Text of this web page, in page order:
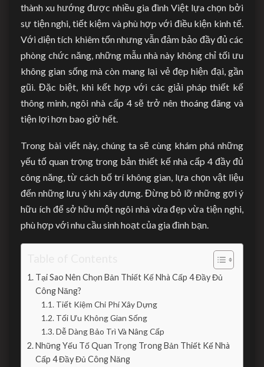
thành xu hướng được nhiều gia đình Việt lựa chọn bởi
sự tiện nghi, tiết kiệm và phù hợp với điều kiện kinh tế.
Với diện tích khiêm tốn nhưng vẫn đảm bảo đầy đủ các
phòng chức năng, những mẫu nhà này không chỉ tối ưu
không gian sống mà còn mang lại vẻ đẹp hiện đại, gần
gũi. Đặc biệt, khi kết hợp với các giải pháp thiết kế
thông minh, ngôi nhà cấp 4 sẽ trở nên thoáng đãng và
tiện lợi hơn bao giờ hết.
Trong bài viết này, chúng ta sẽ cùng khám phá những
yếu tố quan trọng trong bản thiết kế nhà cấp 4 đầy đủ
công năng, từ cách bố trí không gian, lựa chọn vật liệu
đến những lưu ý khi xây dựng. Đừng bỏ lỡ những gợi ý
hữu ích để sở hữu một ngôi nhà vừa đẹp vừa tiện nghi,
phù hợp với nhu cầu sinh hoạt của gia đình bạn.
Tại Sao Nên Chọn Bản Thiết Kế Nhà Cấp 4 Đầy Đủ
Công Năng?
Tiết Kiệm Chi Phí Xây Dựng
Tối Ưu Không Gian Sống
Dễ Dàng Bảo Trì Và Nâng Cấp
Những Yếu Tố Quan Trọng Trong Bản Thiết Kế Nhà
Cấp 4 Đầy Đủ Công Năng